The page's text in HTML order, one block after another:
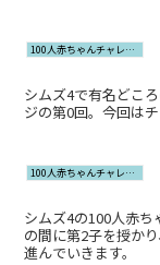
100人赤ちゃんチャレンジ
シムズ4で有名どこ
ジの第0回。今回は
100人赤ちゃんチャレンジ
シムズ4の100人赤
の間に第2子を授か
進んでいきます。